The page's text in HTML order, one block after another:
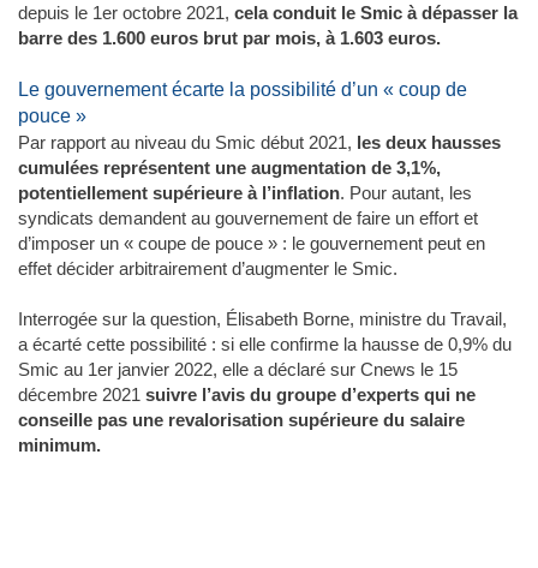
depuis le 1er octobre 2021, cela conduit le Smic à dépasser la
barre des 1.600 euros brut par mois, à 1.603 euros.
Le gouvernement écarte la possibilité d’un « coup de
pouce »
Par rapport au niveau du Smic début 2021, les deux hausses
cumulées représentent une augmentation de 3,1%,
potentiellement supérieure à l’inflation. Pour autant, les
syndicats demandent au gouvernement de faire un effort et
d’imposer un « coupe de pouce » : le gouvernement peut en
effet décider arbitrairement d’augmenter le Smic.
Interrogée sur la question, Élisabeth Borne, ministre du Travail,
a écarté cette possibilité : si elle confirme la hausse de 0,9% du
Smic au 1er janvier 2022, elle a déclaré sur Cnews le 15
décembre 2021 suivre l’avis du groupe d’experts qui ne
conseille pas une revalorisation supérieure du salaire
minimum.